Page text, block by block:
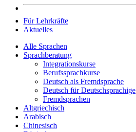
Für Lehrkräfte
Aktuelles
Alle Sprachen
Sprachberatung
Integrationskurse
Berufssprachkurse
Deutsch als Fremdsprache
Deutsch für Deutschsprachige
Fremdsprachen
Altgriechisch
Arabisch
Chinesisch